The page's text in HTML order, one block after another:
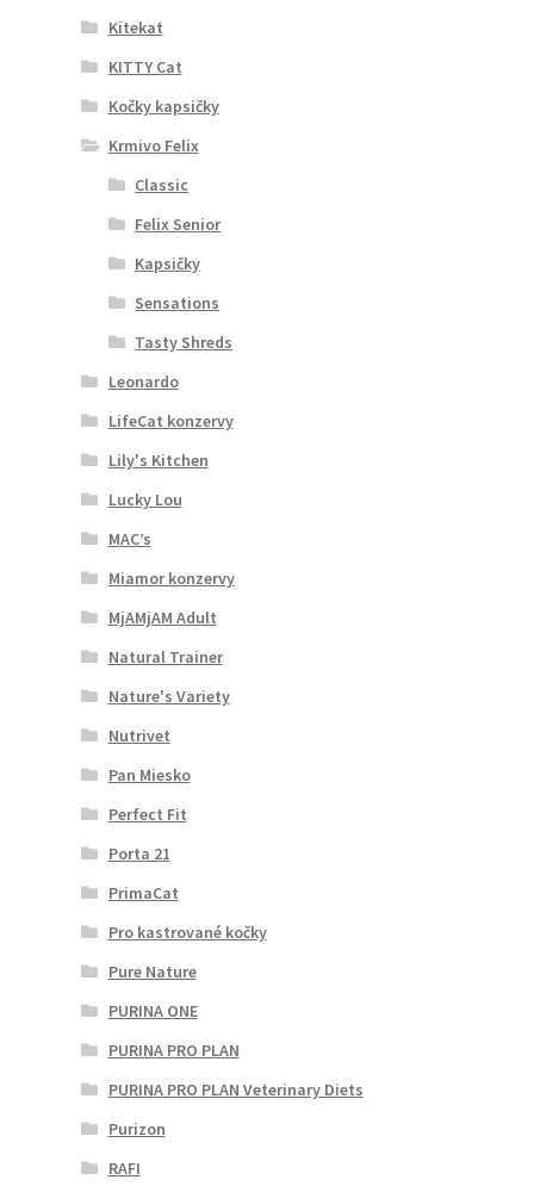
Kitekat
KITTY Cat
Kočky kapsičky
Krmivo Felix
Classic
Felix Senior
Kapsičky
Sensations
Tasty Shreds
Leonardo
LifeCat konzervy
Lily's Kitchen
Lucky Lou
MAC’s
Miamor konzervy
MjAMjAM Adult
Natural Trainer
Nature's Variety
Nutrivet
Pan Miesko
Perfect Fit
Porta 21
PrimaCat
Pro kastrované kočky
Pure Nature
PURINA ONE
PURINA PRO PLAN
PURINA PRO PLAN Veterinary Diets
Purizon
RAFI